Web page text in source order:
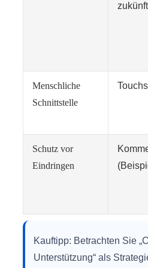
Menschliche
Schnittstelle
Schutz vor
Eindringen
Kauftipp: Betrachten Sie
Unterstützung“ als